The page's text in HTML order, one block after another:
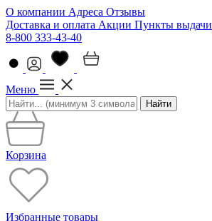
О компании Адреса Отзывы
Доставка и оплата Акции Пункты выдачи
8-800 333-43-40
Меню
Найти
Корзина
Избранные товары